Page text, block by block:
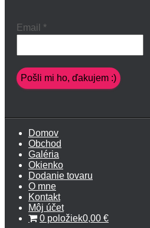
Email *
Domov
Obchod
Galéria
Okienko
Dodanie tovaru
O mne
Kontakt
Môj účet
0 položiek0,00 €